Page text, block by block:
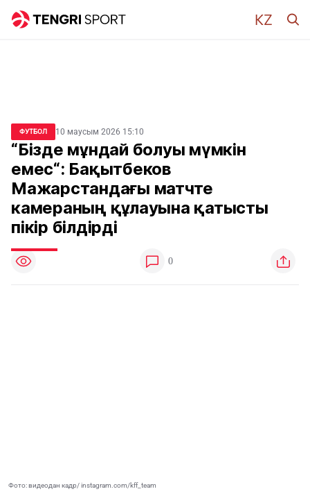
ФУТБОЛ 10 маусым 2026 15:10
“Бізде мұндай болуы мүмкін
емес“: Бақытбеков
Мажарстандағы матчте
камераның құлауына қатысты
пікір білдірді
0
Фото: видеодан кадр/ instagram.com/kff_team